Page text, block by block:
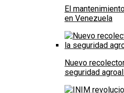
El
en Venezuela
Nuevo
seguridad